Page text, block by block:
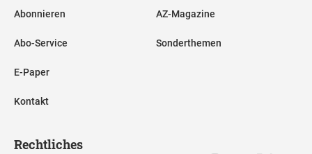
Abonnieren
Abo-Service
E-Paper
Kontakt
AZ-Magazine
Sonderthemen
Rechtliches